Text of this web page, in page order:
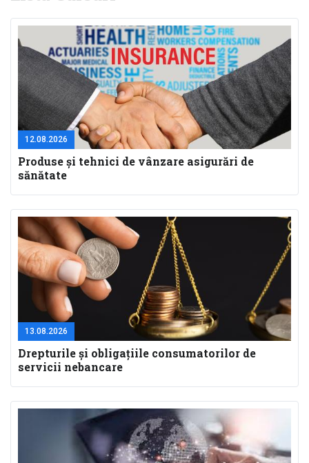
12.08.2026
Produse și tehnici de vânzare asigurări de
sănătate
13.08.2026
Drepturile și obligațiile consumatorilor de
servicii nebancare